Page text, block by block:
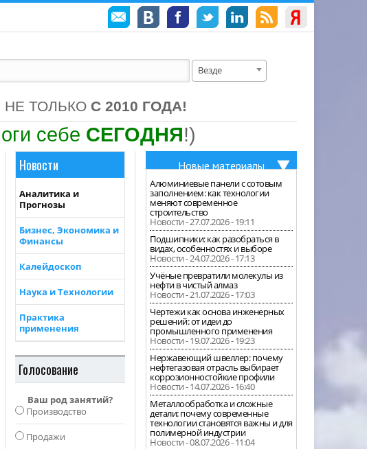
Везде
НЕ ТОЛЬКО С 2010 ГОДА!
себе СЕГОДНЯ!)
Новости
Аналитика и
Прогнозы
Бизнес, Экономика и
Финансы
Калейдоскоп
Наука и Технологии
Практика
применения
Голосование
Ваш род занятий?
Производство
Продажи
Новые материалы
Алюминиевые панели с сотовым
заполнением: как технологии
меняют современное
строительство
Новости - 27.07.2026 - 19:11
Подшипники: как разобраться в
видах, особенностях и выборе
Новости - 24.07.2026 - 17:13
Учёные превратили молекулы из
нефти в чистый алмаз
Новости - 21.07.2026 - 17:03
Чертежи как основа инженерных
решений: от идеи до
промышленного применения
Новости - 19.07.2026 - 19:23
Нержавеющий швеллер: почему
нефтегазовая отрасль выбирает
коррозионностойкие профили
Новости - 14.07.2026 - 16:40
Металлообработка и сложные
детали: почему современные
технологии становятся важны и для
полимерной индустрии
Новости - 08.07.2026 - 11:04